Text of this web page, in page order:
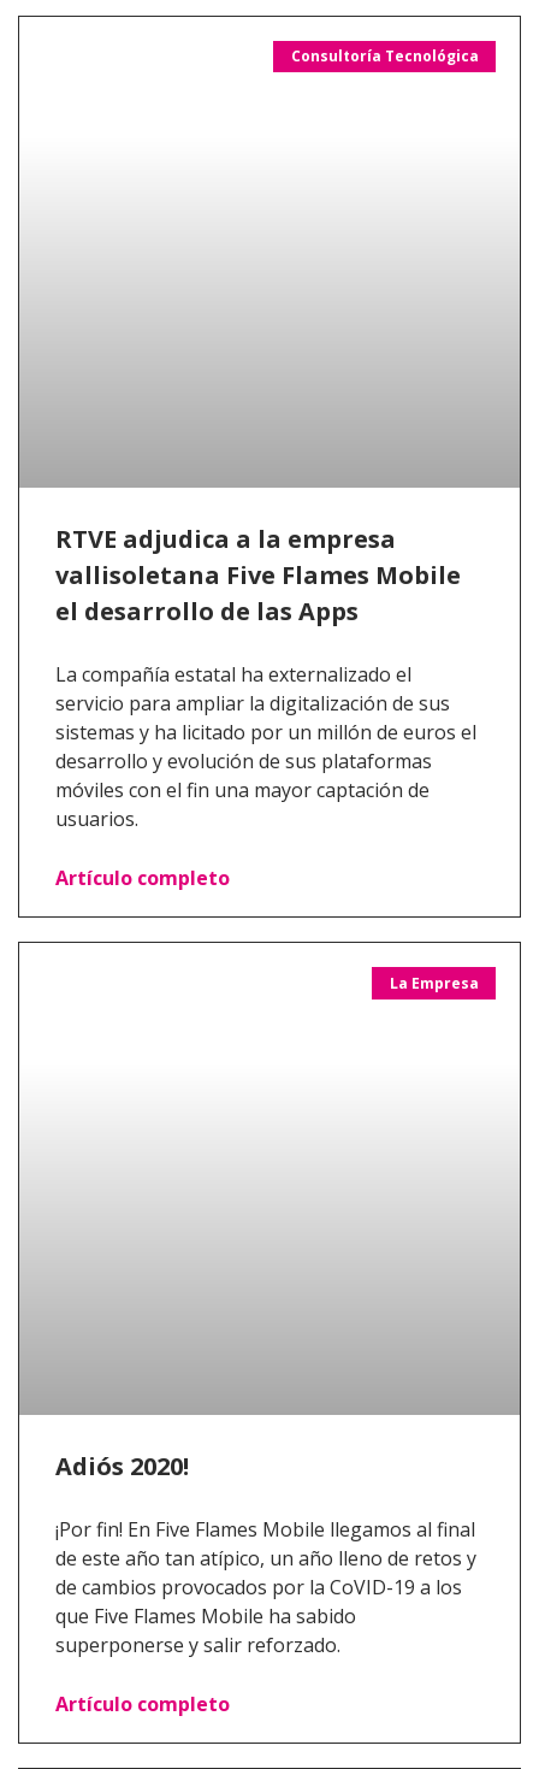
Consultoría Tecnológica
RTVE adjudica a la empresa
vallisoletana Five Flames Mobile
el desarrollo de las Apps
La compañía estatal ha externalizado el
servicio para ampliar la digitalización de sus
sistemas y ha licitado por un millón de euros el
desarrollo y evolución de sus plataformas
móviles con el fin una mayor captación de
usuarios.
Artículo completo
La Empresa
Adiós 2020!
¡Por fin! En Five Flames Mobile llegamos al final
de este año tan atípico, un año lleno de retos y
de cambios provocados por la CoVID-19 a los
que Five Flames Mobile ha sabido
superponerse y salir reforzado.
Artículo completo